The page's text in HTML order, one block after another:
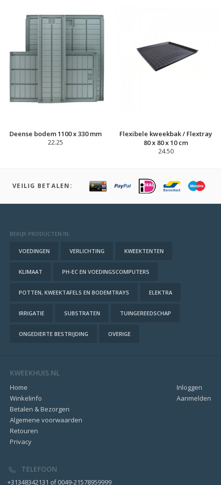
Deense bodem 1100 x 330 mm
22.25
Flexibele kweekbak / Flextray
80 x 80 x 10 cm
24.50
VEILIG BETALEN:
BEKIJK PRODUCTEN IN:
VOEDINGEN VERLICHTING KWEEKTENTEN
KLIMAAT PH-EC EN VOEDINGSCOMPUTERS
POTTEN, KWEEKTAFELS EN BODEMTRAYS ELEKTRA
IRRIGATIE SUBSTRATEN TUINGEREEDSCHAP
ONGEDIERTE BESTRIJDING OVERIGE
KWEEKHUIS.NL
Inloggen
Aanmelden
Home
Winkelinfo
Betalen & Bezorgen
Algemene voorwaarden
Retouren
Privacy
TELEFOON
+31348342131 of 0049-21578959999